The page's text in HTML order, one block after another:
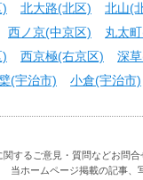
) 北大路(北区) 北山(
西ノ京(中京区) 丸太
) 西京極(右京区) 深
(宇治市) 小倉(宇治市)
関するご意見・質問などお問
当ホームページ掲載の記事、